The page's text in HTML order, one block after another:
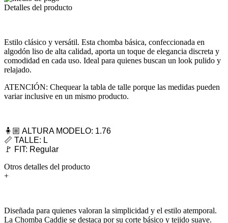
Detalles del producto
Estilo clásico y versátil. Esta chomba básica, confeccionada en
algodón liso de alta calidad, aporta un toque de elegancia discreta y
comodidad en cada uso. Ideal para quienes buscan un look pulido y
relajado.
ATENCIÓN: Chequear la tabla de talle porque las medidas pueden
variar inclusive en un mismo producto.
🧍🏼 ALTURA MODELO: 1.76
📏 TALLE: L
🚩 FIT: Regular
Otros detalles del producto
+
Diseñada para quienes valoran la simplicidad y el estilo atemporal.
La Chomba Caddie se destaca por su corte básico y tejido suave.